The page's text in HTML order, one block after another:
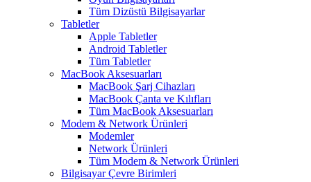
Tüm Dizüstü Bilgisayarlar
Tabletler
Apple Tabletler
Android Tabletler
Tüm Tabletler
MacBook Aksesuarları
MacBook Şarj Cihazları
MacBook Çanta ve Kılıfları
Tüm MacBook Aksesuarları
Modem & Network Ürünleri
Modemler
Network Ürünleri
Tüm Modem & Network Ürünleri
Bilgisayar Çevre Birimleri